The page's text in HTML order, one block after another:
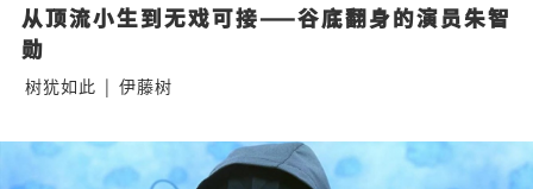
从顶流小生到无戏可接——谷底翻身的演员朱智
勋
树犹如此 | 伊藤树